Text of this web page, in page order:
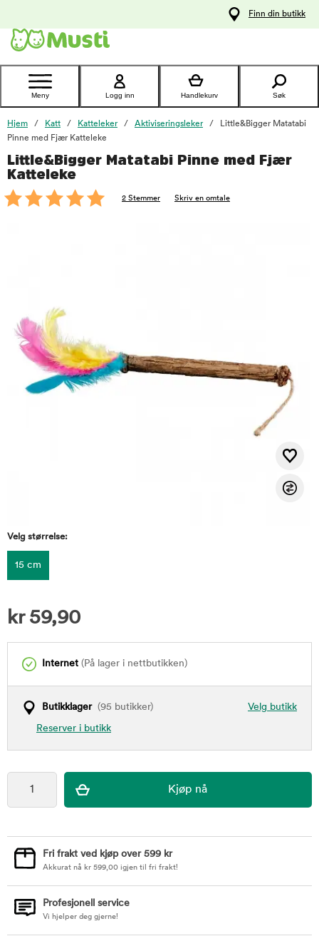
Kontakt
kundeservice
Finn din butikk
Meny Logg inn Handlekurv Søk
Hjem Katt Katteleker Aktiviseringsleker
Little&Bigger Matatabi
Pinne med Fjær Katteleke
Little&Bigger Matatabi Pinne med Fjær
Katteleke
2 Stemmer Skriv en omtale
Velg størrelse:
15 cm
kr 59,90
Internet (På lager i nettbutikken)
Velg butikk
Butikklager(95 butikker)
Reserver i butikk
foo
Fri frakt ved kjøp over 599 kr
Akkurat nå kr 599,00 igjen til fri frakt!
Profesjonell service
Vi hjelper deg gjerne!